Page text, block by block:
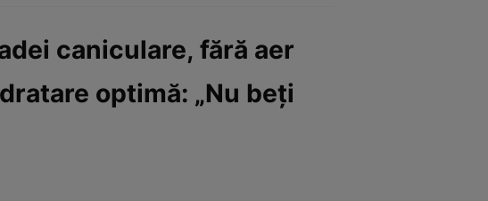
caniculare, fără aer
optimă: „Nu beți